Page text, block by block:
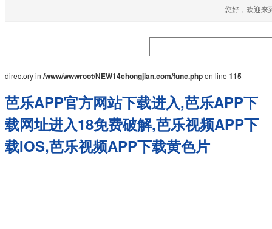
: file_put_contents(./cachefile_yuan/52-
directory in /www/wwwroot/NEW14chongjian.com/func.phpon line 115
芭乐APP官方网站下载进入,芭乐APP下
载网址进入18免费破解,芭乐视频APP下
载IOS,芭乐视频APP下载黄色片
您好，欢迎来